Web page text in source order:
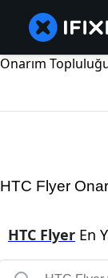
Onarım
HTC Flyer
HTC Flyer En